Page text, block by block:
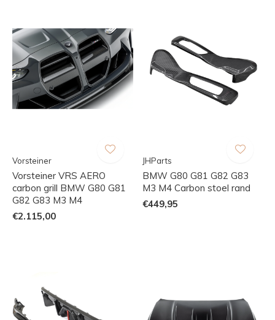
Vorsteiner
Vorsteiner VRS AERO
carbon grill BMW G80 G81
G82 G83 M3 M4
€2.115,00
JHParts
BMW G80 G81 G82 G83
M3 M4 Carbon stoel rand
€449,95